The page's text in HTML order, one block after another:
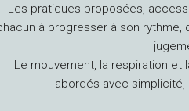
Les pratiques proposées,
à progresser à son rythme,
Le mouvement, la respiration
abordés avec